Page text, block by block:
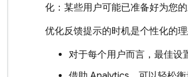
化：某些用户可能已准备好为您
优化反馈提示的时机是个性化的理
对于每个用户而言，最佳设